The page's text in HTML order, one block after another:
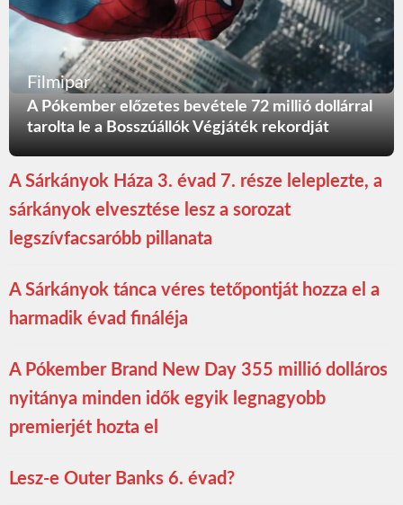
Filmipar
A Pókember előzetes bevétele 72 millió dollárral
tarolta le a Bosszúállók Végjáték rekordját
A Sárkányok Háza 3. évad 7. része leleplezte, a
sárkányok elvesztése lesz a sorozat
legszívfacsaróbb pillanata
A Sárkányok tánca véres tetőpontját hozza el a
harmadik évad fináléja
A Pókember Brand New Day 355 millió dolláros
nyitánya minden idők egyik legnagyobb
premierjét hozta el
Lesz-e Outer Banks 6. évad?